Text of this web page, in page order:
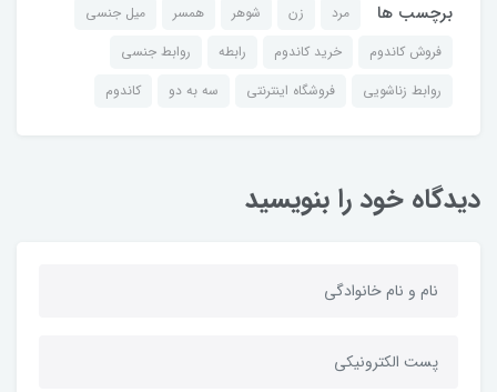
برچسب ها مرد زن شوهر همسر
میل جنسی
فروش کاندوم
خرید کاندوم رابطه
روابط جنسی
روابط زناشویی
فروشگاه اینترنتی سه به دو کاندوم
دیدگاه خود را بنویسید